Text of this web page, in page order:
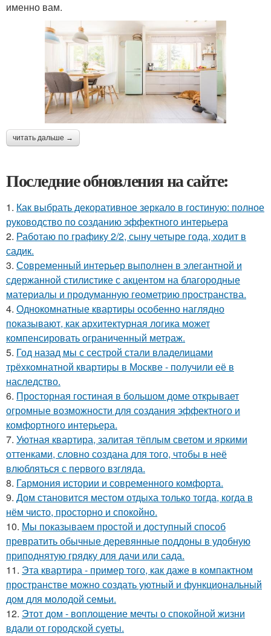
именно вам.
читать дальше →
Последние обновления на сайте:
1. Как выбрать декоративное зеркало в гостиную: полное
руководство по созданию эффектного интерьера
2. Работаю по графику 2/2, сыну четыре года, ходит в
садик.
3. Современный интерьер выполнен в элегантной и
сдержанной стилистике с акцентом на благородные
материалы и продуманную геометрию пространства.
4. Однокомнатные квартиры особенно наглядно
показывают, как архитектурная логика может
компенсировать ограниченный метраж.
5. Год назад мы с сестрой стали владелицами
трёхкомнатной квартиры в Москве - получили её в
наследство.
6. Просторная гостиная в большом доме открывает
огромные возможности для создания эффектного и
комфортного интерьера.
7. Уютная квартира, залитая тёплым светом и яркими
оттенками, словно создана для того, чтобы в неё
влюбляться с первого взгляда.
8. Гармония истории и современного комфорта.
9. Дом становится местом отдыха только тогда, когда в
нём чисто, просторно и спокойно.
10. Мы показываем простой и доступный способ
превратить обычные деревянные поддоны в удобную
приподнятую грядку для дачи или сада.
11. Эта квартира - пример того, как даже в компактном
пространстве можно создать уютный и функциональный
дом для молодой семьи.
12. Этот дом - воплощение мечты о спокойной жизни
вдали от городской суеты.